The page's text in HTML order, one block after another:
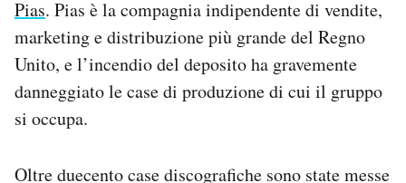
Pias. Pias è la compagnia indipendente di vendite,
marketing e distribuzione più grande del Regno
Unito, e l’incendio del deposito ha gravemente
danneggiato le case di produzione di cui il gruppo
si occupa.
Oltre duecento case discografiche sono state messe